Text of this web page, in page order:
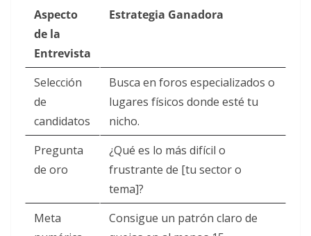
Aspecto
de la
Entrevista
Estrategia Ganadora
Selección
de
candidatos
Busca en foros especializados o
lugares físicos donde esté tu
nicho.
Pregunta
de oro
¿Qué es lo más difícil o
frustrante de [tu sector o
tema]?
Meta
Consigue un patrón claro de